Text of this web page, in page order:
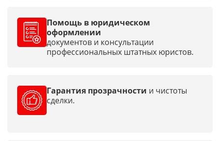
Помощь в юридическом
оформлении
документов и консультации
профессиональных штатных юристов.
Гарантия прозрачности и чистоты
сделки.